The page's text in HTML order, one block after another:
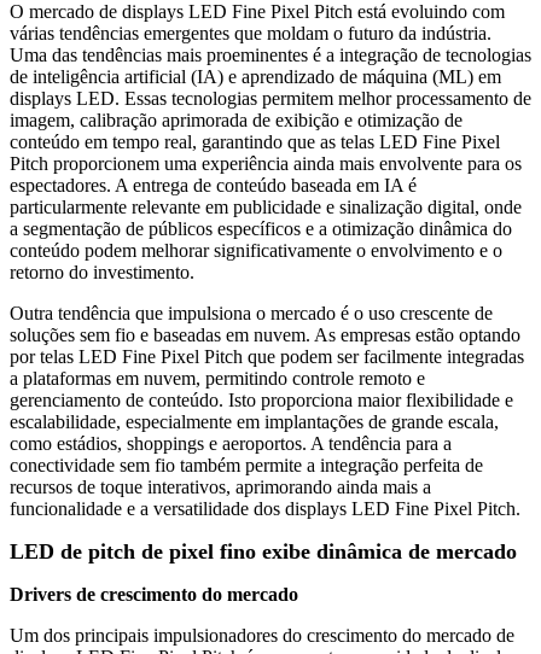
O mercado de displays LED Fine Pixel Pitch está evoluindo com
várias tendências emergentes que moldam o futuro da indústria.
Uma das tendências mais proeminentes é a integração de tecnologias
de inteligência artificial (IA) e aprendizado de máquina (ML) em
displays LED. Essas tecnologias permitem melhor processamento de
imagem, calibração aprimorada de exibição e otimização de
conteúdo em tempo real, garantindo que as telas LED Fine Pixel
Pitch proporcionem uma experiência ainda mais envolvente para os
espectadores. A entrega de conteúdo baseada em IA é
particularmente relevante em publicidade e sinalização digital, onde
a segmentação de públicos específicos e a otimização dinâmica do
conteúdo podem melhorar significativamente o envolvimento e o
retorno do investimento.
Outra tendência que impulsiona o mercado é o uso crescente de
soluções sem fio e baseadas em nuvem. As empresas estão optando
por telas LED Fine Pixel Pitch que podem ser facilmente integradas
a plataformas em nuvem, permitindo controle remoto e
gerenciamento de conteúdo. Isto proporciona maior flexibilidade e
escalabilidade, especialmente em implantações de grande escala,
como estádios, shoppings e aeroportos. A tendência para a
conectividade sem fio também permite a integração perfeita de
recursos de toque interativos, aprimorando ainda mais a
funcionalidade e a versatilidade dos displays LED Fine Pixel Pitch.
LED de pitch de pixel fino exibe dinâmica de mercado
Drivers de crescimento do mercado
Um dos principais impulsionadores do crescimento do mercado de